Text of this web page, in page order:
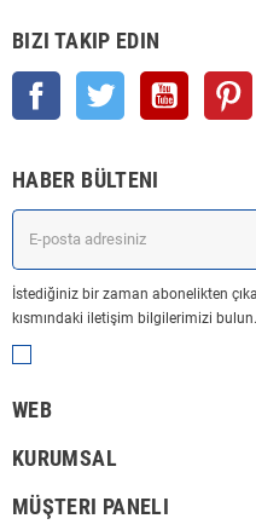
BIZI TAKIP EDIN
Facebook Twitter YouTube
HABER BÜLTENI
İstediğiniz bir zaman abonelikten
kısmındaki iletişim bilgilerimizi bulun.
WEB
KURUMSAL
MÜŞTERI PANELI